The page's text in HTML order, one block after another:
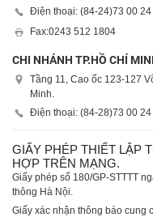
Điện thoại: (84-24)73 00
Fax:0243 512 1804
CHI NHÁNH TP.HỒ CHÍ
Tầng 11, Cao ốc 123-127
Minh.
Điện thoại: (84-28)73 00
GIẤY PHÉP THIẾT LẬP
HỢP TRÊN MẠNG.
Giấy phép số 180/GP-STTTT
thông Hà Nội.
Giấy xác nhận thông báo cung